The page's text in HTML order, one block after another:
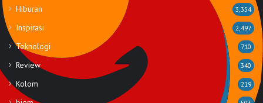
Hiburan 3,354
Inspirasi 2,497
Teknologi 710
Review 340
Kolom 219